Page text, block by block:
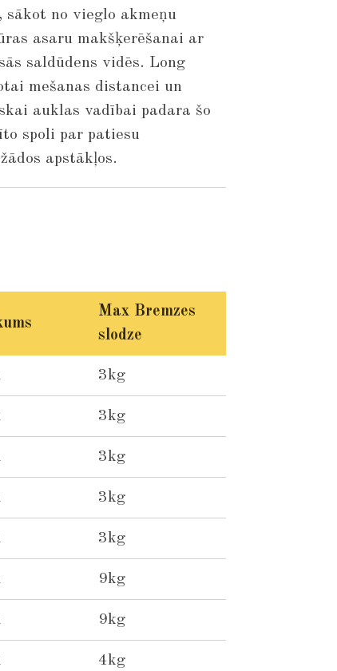
no vieglo akmeņu
asaru makšķerēšanai ar
saldūdens vidēs. Long
mešanas distancei un
auklas vadībai padara šo
spoli par patiesu
apstākļos.
Max Bremzes
slodze
3kg
3kg
3kg
3kg
3kg
9kg
9kg
4kg